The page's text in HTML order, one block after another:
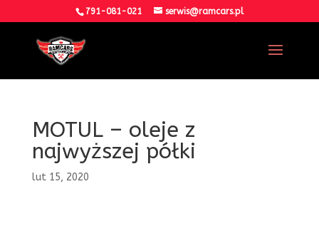
791-081-021 serwis@ramcars.pl
MOTUL – oleje z
najwyższej półki
lut 15, 2020